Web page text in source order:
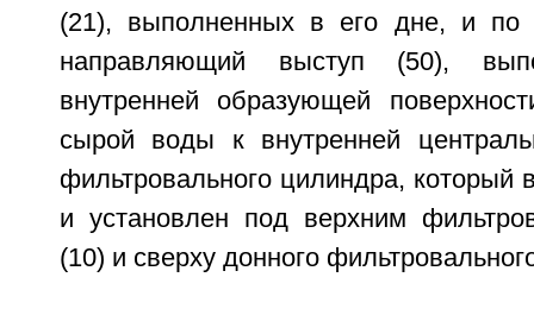
(21), выполненных в его дне, и по
направляющий выступ (50),
внутренней образующей
сырой воды к внутренней
фильтровального цилиндра, который
и установлен под верхним
(10) и сверху донного